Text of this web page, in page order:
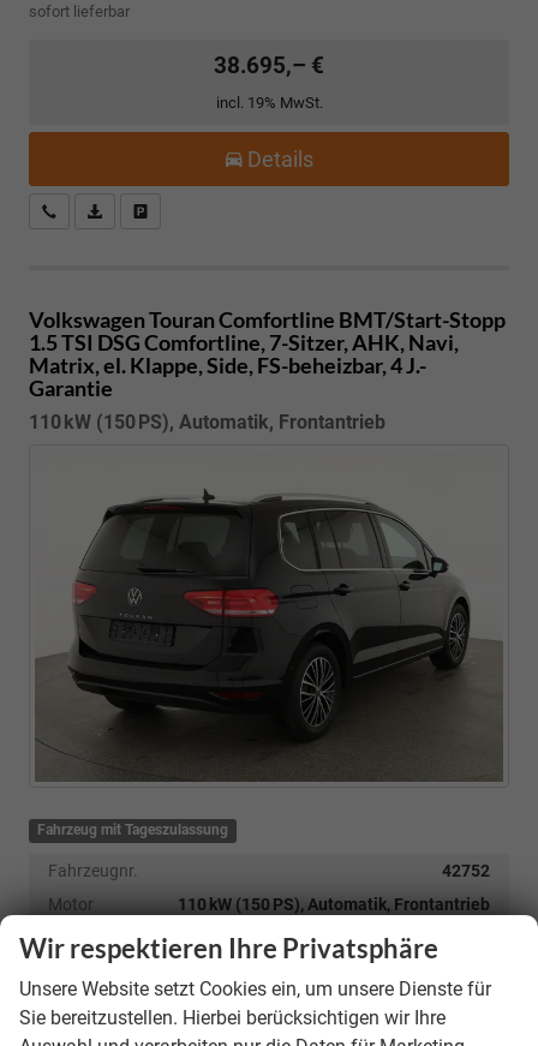
sofort lieferbar
38.695,– €
incl. 19% MwSt.
Details
Kostenloser Rückruf-Service
PDF-Datei, Fahrzeugexposé drucken
Volkswagen TouranComfortline BMT/Start-Stopp
1.5 TSI DSG Comfortline, 7-Sitzer, AHK, Navi,
Matrix, el. Klappe, Side, FS-beheizbar, 4 J.-
Garantie
110 kW (150 PS), Automatik, Frontantrieb
Fahrzeug mit Tageszulassung
Fahrzeugnr.
42752
Motor
110 kW (150 PS), Automatik, Frontantrieb
Getriebe
Kilometerstand
Erstzulassung
01.06.2026
Wir respektieren Ihre Privatsphäre
Unsere Website setzt Cookies ein, um unsere Dienste für
Sie bereitzustellen. Hierbei berücksichtigen wir Ihre